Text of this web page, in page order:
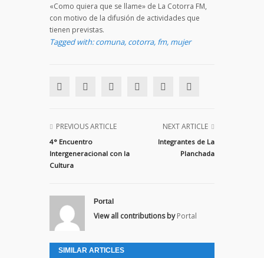
«Como quiera que se llame» de La Cotorra FM,
con motivo de la difusión de actividades que
tienen previstas.
Tagged with: comuna, cotorra, fm, mujer
PREVIOUS ARTICLE
4° Encuentro
Intergeneracional con la
Cultura
NEXT ARTICLE
Integrantes de La
Planchada
Portal
View all contributions by Portal
SIMILAR ARTICLES